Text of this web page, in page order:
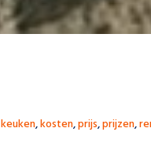
keuken,kosten,prijs,prijzen,